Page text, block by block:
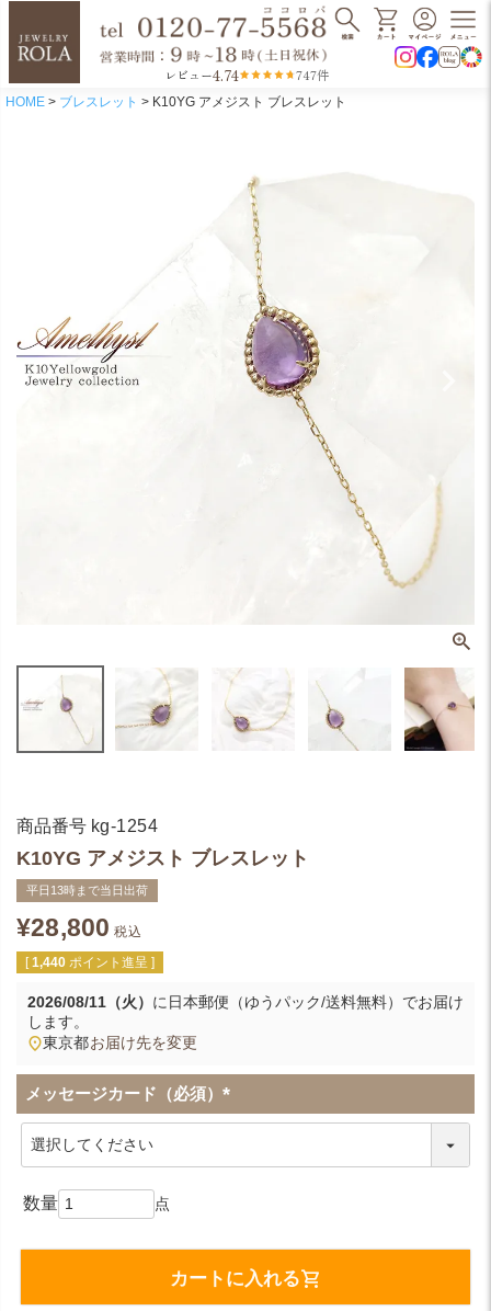
レビュー4.74 747件
HOME ブレスレット K10YG アメジスト ブレスレット
商品番号 kg-1254
K10YG アメジスト ブレスレット
平日13時まで当日出荷
¥28,800 税込
[ 1,440 ポイント進呈 ]
2026/08/11（火） に 日本郵便（ゆうパック/送料無料） でお届け
します。
東京都お届け先を変更
メッセージカード（必須）
(
カートに入れる